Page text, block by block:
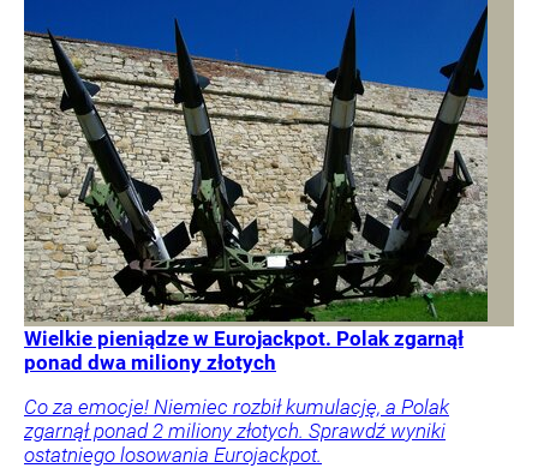
Wielkie pieniądze w Eurojackpot. Polak zgarnął
ponad dwa miliony złotych
Co za emocje! Niemiec rozbił kumulację, a Polak
zgarnął ponad 2 miliony złotych. Sprawdź wyniki
ostatniego losowania Eurojackpot.